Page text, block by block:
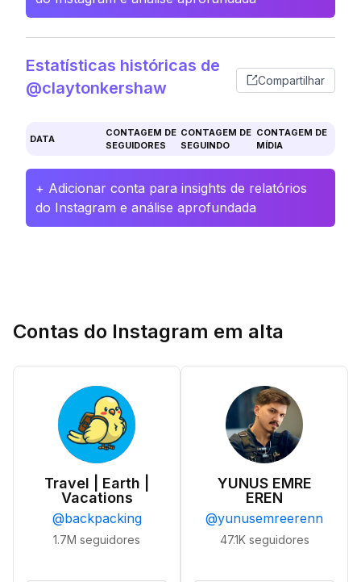
Estatísticas históricas de
@claytonkershaw
Compartilhar
DATA
CONTAGEM DE
SEGUIDORES
CONTAGEM DE
SEGUINDO
CONTAGEM DE
MÍDIA
+ Adicionar conta para insights de relatórios
do Instagram e análise aprofundada
Contas do Instagram em alta
Travel | Earth |
Vacations
@backpacking
1.7M seguidores
YUNUS EMRE
EREN
@yunusemreerenn
47.1K seguidores